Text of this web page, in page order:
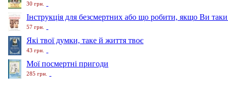
30 грн.
Інструкція для безсмертних або що робити, якщо Ви
57 грн.
Які твої думки, таке й життя твоє
43 грн.
Мої посмертні пригоди
285 грн.